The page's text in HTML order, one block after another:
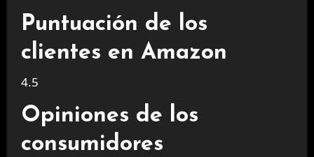
Puntuación de los
clientes en Amazon
4.5
Opiniones de los
consumidores